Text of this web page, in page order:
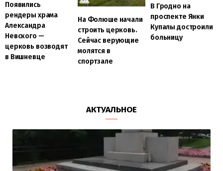
Появились
рендеры храма
Александра
Невского —
церковь возводят
в Вишневце
На Фолюше начали
строить церковь.
Сейчас верующие
молятся в
спортзале
В Гродно на
проспекте Янки
Купалы достроили
больницу
АКТУАЛЬНОЕ